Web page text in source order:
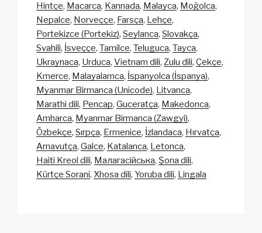
Hintçe Macarca Kannada Malayca Moğolca
Nepalce Norveççe Farsça Lehçe
Portekizce (Portekiz) Seylanca Slovakça
Svahili İsveççe Tamilce Teluguca Tayca
Ukraynaca Urduca Vietnam dili Zulu dili Çekçe
Kmerce Malayalamca İspanyolca (İspanya)
Myanmar Birmanca (Unicode) Litvanca
Marathi dili Pencap Guceratça Makedonca
Amharca Myanmar Birmanca (Zawgyi)
Özbekçe Sırpça Ermenice İzlandaca Hırvatça
Arnavutça Galce Katalanca Letonca
Haiti Kreol dili Малагасійська Şona dili
Kürtçe Sorani Xhosa dili Yoruba dili Lingala